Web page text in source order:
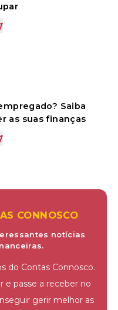
Saiba
as suas finanças
CONNOSCO
notícias
do Contas Connosco.
e passe a receber no
gerir melhor as